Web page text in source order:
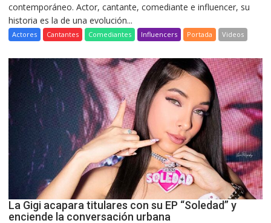
contemporáneo. Actor, cantante, comediante e influencer, su
historia es la de una evolución...
Actores Cantantes Comediantes Influencers Portada Videos
La Gigi acapara titulares con su EP “Soledad” y
enciende la conversación urbana